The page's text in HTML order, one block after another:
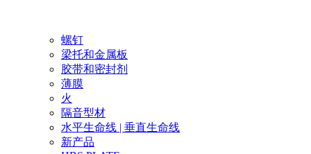
螺钉
梁托和金属板
胶带和密封剂
薄膜
火
隔音型材
水平生命线 | 垂直生命线
新产品